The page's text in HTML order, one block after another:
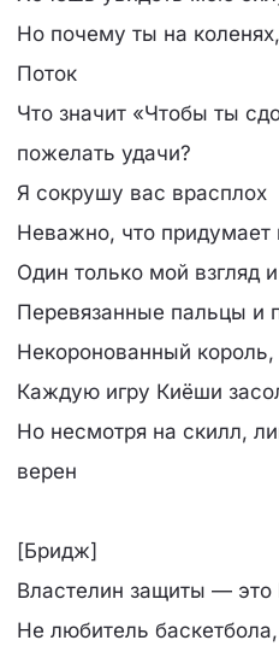
Но почему ты на
Поток
Что значит «Чтобы ты
пожелать удачи?
Я сокрушу вас врасплох
Неважно, что придумает
Один только мой взгляд
Перевязанные пальцы и
Некоронованный
Каждую игру Киёши
Но несмотря на скилл,
верен
[Бридж]
Властелин защиты — это
Не любитель